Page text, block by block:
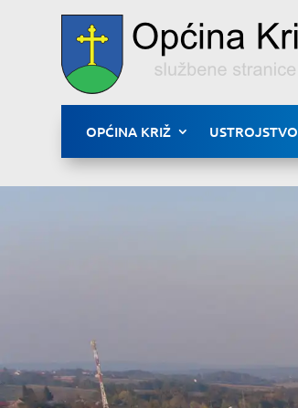
OPĆINA KRIŽ USTROJSTVO